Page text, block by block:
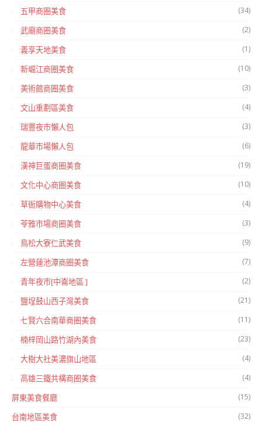
五甲商圈美食 (34)
武廟商圈美食 (2)
義享天地美食 (1)
新崛江商圈美食 (10)
美術館商圈美食 (3)
文山重劃區美食 (4)
瑞豐夜市懶人包 (3)
龍華市場懶人包 (6)
漢神巨蛋商圈美食 (19)
文化中心商圈美食 (10)
草衙購物中心美食 (4)
苓雅市場商圈美食 (3)
鳥松大寮仁武美食 (9)
左營蓮池潭商圈美食 (7)
青年夜市[中崙地區 ] (2)
鹽埕鼓山西子灣美食 (21)
七賢六合南華商圈美食 (11)
楠梓岡山路竹湖內美食 (23)
大樹大社美濃旗山地區 (4)
高雄三鐵共構商圈美食 (4)
屏東美食餐廳 (15)
台南地區美食 (32)